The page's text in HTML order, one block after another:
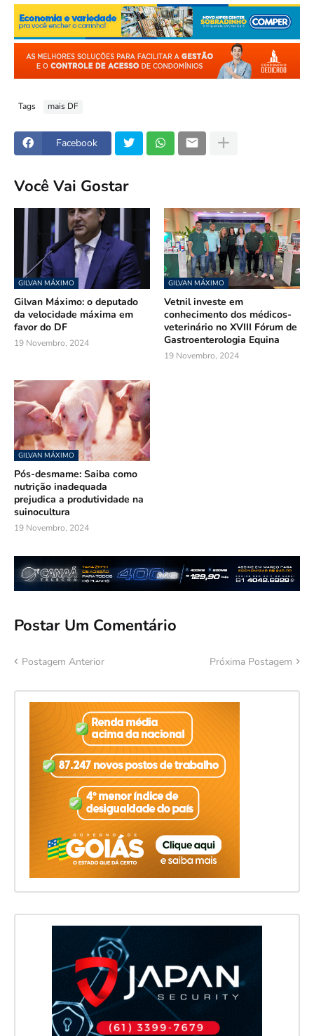
Tags mais DF
Facebook
Você Vai Gostar
GILVAN MÁXIMO
Gilvan Máximo: o deputado
da velocidade máxima em
favor do DF
19 Novembro, 2024
GILVAN MÁXIMO
Vetnil investe em
conhecimento dos médicos-
veterinário no XVIII Fórum de
Gastroenterologia Equina
19 Novembro, 2024
GILVAN MÁXIMO
Pós-desmame: Saiba como
nutrição inadequada
prejudica a produtividade na
suinocultura
19 Novembro, 2024
Postar Um Comentário
Postagem Anterior Próxima Postagem